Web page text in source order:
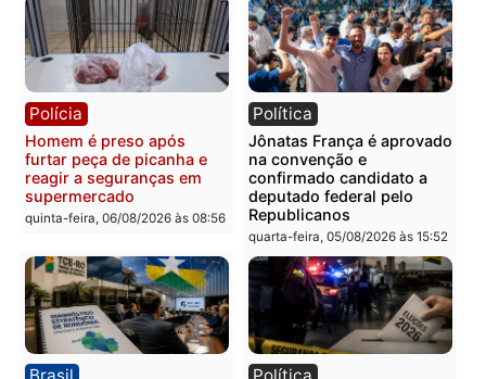
Homem é esfaqueado no
tórax durante briga com
vizinho no bairro Ulysses
Guimarães
quinta-feira, 06/08/2026 às 09:24
Três suspeitos ligados a
facção criminosa são
presos por receptação e
adulteração de veículos
em Porto Velho
quinta-feira, 06/08/2026 às
Polícia
Homem é preso com
drogas durante ação da
PM no Castanheira
quinta-feira, 06/08/2026 às 09:02
Polícia
Polícia Civil prende dois
homens por tortura,
tráfico e posse de arma
Itapuã